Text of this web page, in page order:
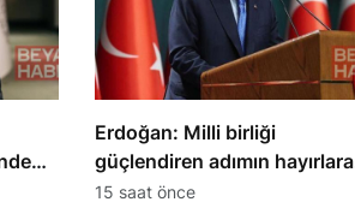
Erdoğan: Milli birliği
güçlendiren adımın hayırlara
vesile olmasını diliyorum
15 saat önce